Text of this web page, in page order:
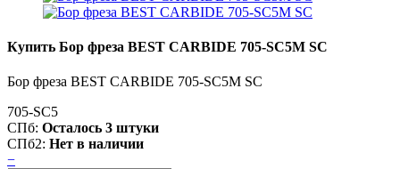
Купить Бор фреза BEST CARBIDE 705-SC5M SC
Бор фреза BEST CARBIDE 705-SC5M SC
705-SC5
СПб: Осталось 3 штуки
СПб2: Нет в наличии
−